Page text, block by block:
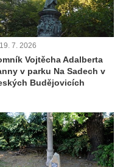
v
Vlčí
v
v
19. 7. 2026
Vojtěcha Adalberta
v parku Na Sadech v
Budějovicích